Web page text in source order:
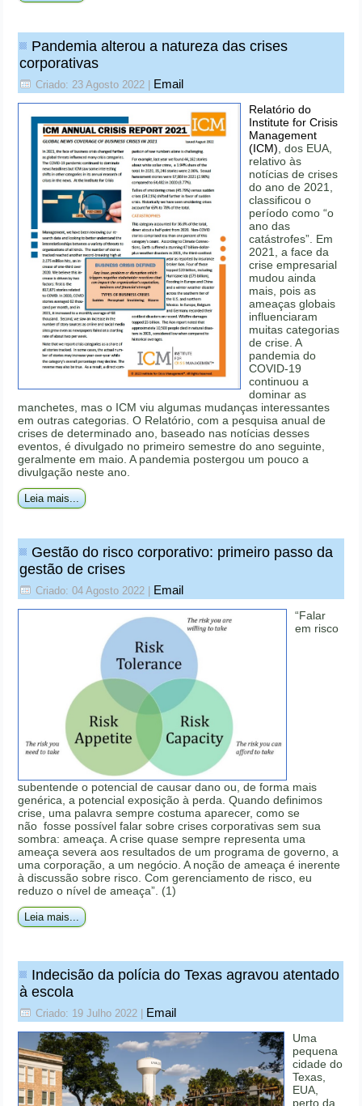
Pandemia alterou a natureza das crises
corporativas
Criado: 23 Agosto 2022 Email
Relatório do
Institute for Crisis
Management
(ICM), dos EUA,
relativo às
notícias de crises
do ano de 2021,
classificou o
período como “o
ano das
catástrofes”. Em
2021, a face da
crise empresarial
mudou ainda
mais, pois as
ameaças globais
influenciaram
muitas categorias
de crise. A
pandemia do
COVID-19
continuou a
dominar as
manchetes, mas o ICM viu algumas mudanças interessantes
em outras categorias. O Relatório, com a pesquisa anual de
crises de determinado ano, baseado nas notícias desses
eventos, é divulgado no primeiro semestre do ano seguinte,
geralmente em maio. A pandemia postergou um pouco a
divulgação neste ano.
Leia mais...
Gestão do risco corporativo: primeiro passo da
gestão de crises
Criado: 04 Agosto 2022 Email
“Falar
em risco
subentende o potencial de causar dano ou, de forma mais
genérica, a potencial exposição à perda. Quando definimos
crise, uma palavra sempre costuma aparecer, como se
não fosse possível falar sobre crises corporativas sem sua
sombra: ameaça. A crise quase sempre representa uma
ameaça severa aos resultados de um programa de governo, a
uma corporação, a um negócio. A noção de ameaça é inerente
à discussão sobre risco. Com gerenciamento de risco, eu
reduzo o nível de ameaça”. (1)
Leia mais...
Indecisão da polícia do Texas agravou atentado
à escola
Criado: 19 Julho 2022 Email
Uma
pequena
cidade do
Texas,
EUA,
perto da